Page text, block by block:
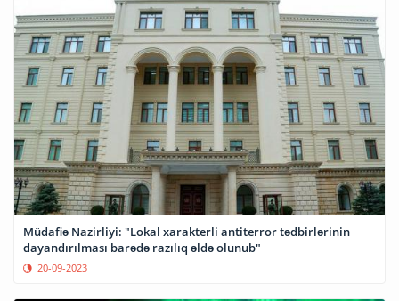
Müdafiə Nazirliyi: "Lokal xarakterli antiterror tədbirlərinin
dayandırılması barədə razılıq əldə olunub"
20-09-2023